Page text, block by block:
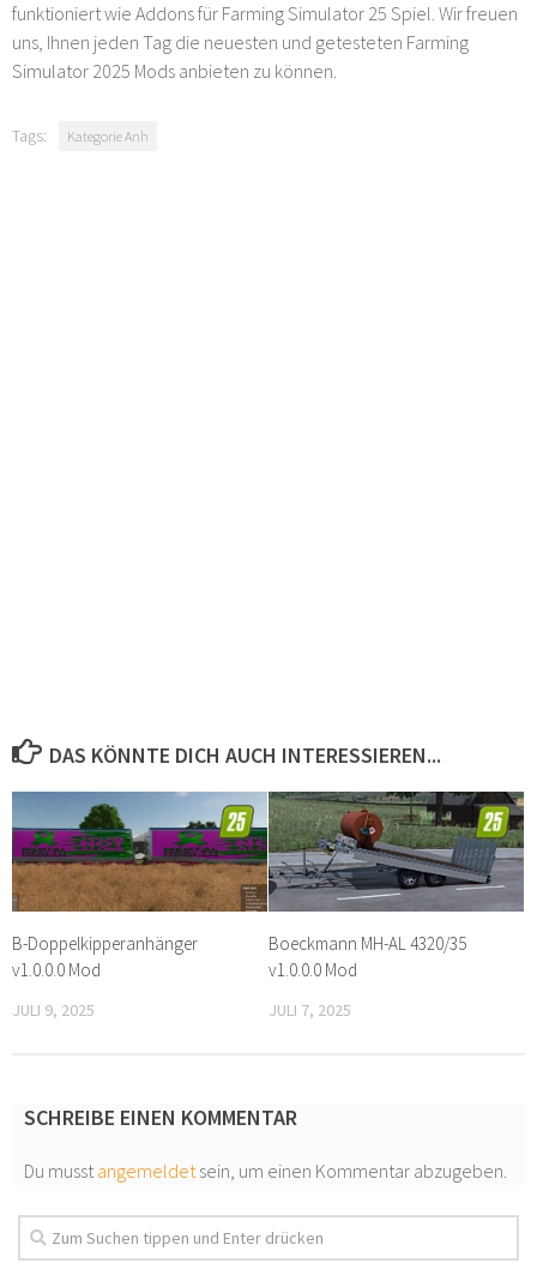
funktioniert wie Addons für Farming Simulator 25 Spiel. Wir freuen
uns, Ihnen jeden Tag die neuesten und getesteten Farming
Simulator 2025 Mods anbieten zu können.
Tags: Kategorie Anh
DAS KÖNNTE DICH AUCH INTERESSIEREN...
B-Doppelkipperanhänger
v1.0.0.0 Mod
JULI 9, 2025
Boeckmann MH-AL 4320/35
v1.0.0.0 Mod
JULI 7, 2025
SCHREIBE EINEN KOMMENTAR
Du musstangemeldetsein, um einen Kommentar abzugeben.